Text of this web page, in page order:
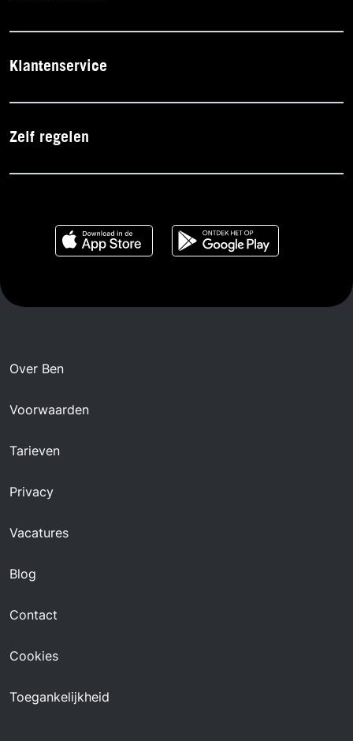
Klantenservice
Zelf regelen
Over Ben
Voorwaarden
Tarieven
Privacy
Vacatures
Blog
Contact
Cookies
Toegankelijkheid